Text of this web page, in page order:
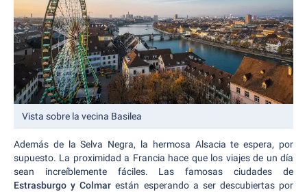
Vista sobre la vecina Basilea
Además de la Selva Negra, la hermosa Alsacia te espera, por
supuesto. La proximidad a Francia hace que los viajes de un día
sean increíblemente fáciles. Las famosas ciudades de
Estrasburgo y Colmar están esperando a ser descubiertas por